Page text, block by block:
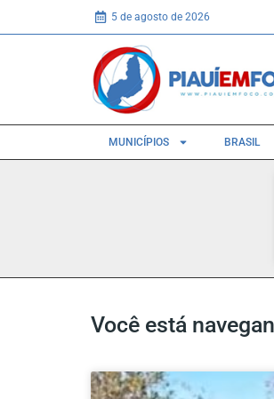
5 de agosto de 2026
MUNICÍPIOS BRASIL
Você está